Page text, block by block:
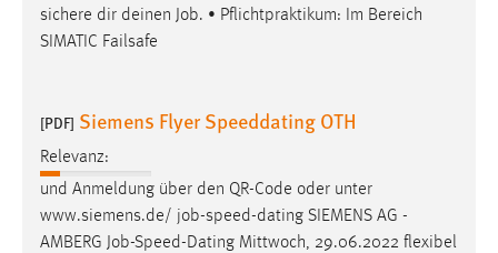
sichere dir deinen Job. • Pflichtpraktikum: Im Bereich
SIMATIC Failsafe
[PDF] Siemens Flyer Speeddating OTH
Relevanz:
und Anmeldung über den QR-Code oder unter
www.siemens.de/ job-speed-dating SIEMENS AG -
AMBERG Job-Speed-Dating Mittwoch, 29.06.2022 flexibel